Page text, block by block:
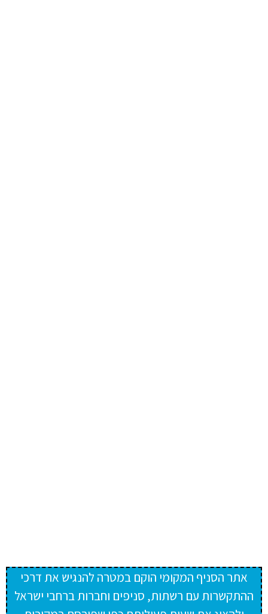
אתר הסניף המקומי הוקם במטרה להנגיש את דרכי
ההתקשרות עם רשתות, סניפים וחברות ברחבי ישראל